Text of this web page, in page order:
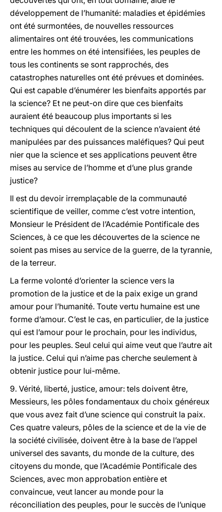
développement de l’humanité: maladies et épidémies
ont été surmontées, de nouvelles ressources
alimentaires ont été trouvées, les communications
entre les hommes on été intensifiées, les peuples de
tous les continents se sont rapprochés, des
catastrophes naturelles ont été prévues et dominées.
Qui est capable d’énumérer les bienfaits apportés par
la science? Et ne peut-on dire que ces bienfaits
auraient été beaucoup plus importants si les
techniques qui découlent de la science n’avaient été
manipulées par des puissances maléfiques? Qui peut
nier que la science et ses applications peuvent être
mises au service de l’homme et d’une plus grande
justice?
Il est du devoir irremplaçable de la communauté
scientifique de veiller, comme c’est votre intention,
Monsieur le Président de l’Académie Pontificale des
Sciences, à ce que les découvertes de la science ne
soient pas mises au service de la guerre, de la tyrannie,
de la terreur.
La ferme volonté d’orienter la science vers la
promotion de la justice et de la paix exige un grand
amour pour l’humanité. Toute vertu humaine est une
forme d’amour. C’est le cas, en particulier, de la justice
qui est l’amour pour le prochain, pour les individus,
pour les peuples. Seul celui qui aime veut que l’autre ait
la justice. Celui qui n’aime pas cherche seulement à
obtenir justice pour lui-même.
9. Vérité, liberté, justice, amour: tels doivent être,
Messieurs, les pôles fondamentaux du choix généreux
que vous avez fait d’une science qui construit la paix.
Ces quatre valeurs, pôles de la science et de la vie de
la société civilisée, doivent être à la base de l’appel
universel des savants, du monde de la culture, des
citoyens du monde, que l’Académie Pontificale des
Sciences, avec mon approbation entière et
convaincue, veut lancer au monde pour la
réconciliation des peuples, pour le succès de l’unique